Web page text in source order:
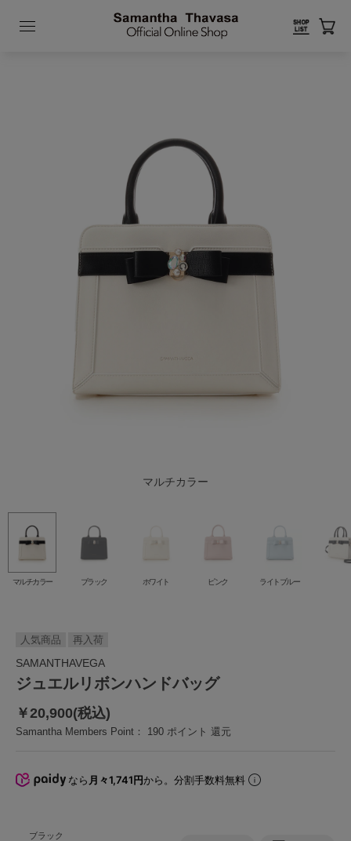
マルチカラー
ブラック
ホワイト
ピンク
ライトブルー
マルチカラー ブラック ホワイト ピンク ライトブルー
SAMANTHAVEGA
ジュエルリボンハンドバッグ
人気商品 再入荷
￥20,900(税込)
Samantha Members Point： 190 ポイント 還元
なら 月々1,741円から。分割手数料無料
ブラック